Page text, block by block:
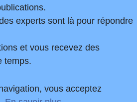
experts sont là pour répondre
et vous recevez des
temps.
vous acceptez